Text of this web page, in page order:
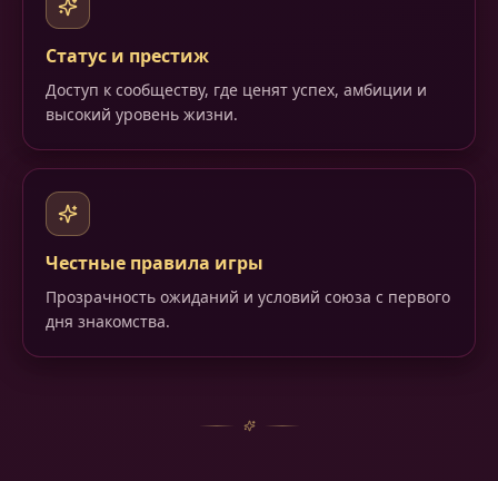
Статус и престиж
Доступ к сообществу, где ценят успех, амбиции и
высокий уровень жизни.
Честные правила игры
Прозрачность ожиданий и условий союза с первого
дня знакомства.